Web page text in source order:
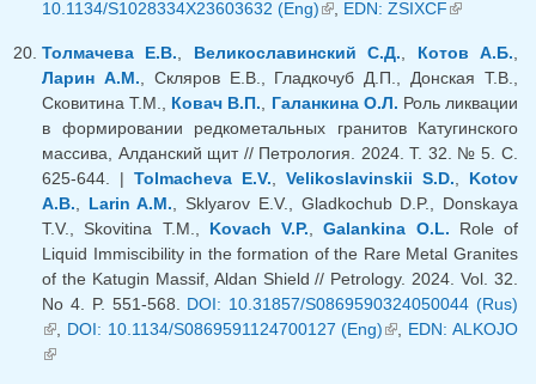
ссылка)
10.1134/S1028334X23603632 (Eng)(внешняя ссылка)
EDN: ZSIXCF(внешняя
Толмачева Е.В.
Великославинский С.Д. Котов А.Б.
Ларин А.М. , Скляров Е.В., Гладкочуб Д.П., Донская Т.В.,
Сковитина Т.М., Ковач В.П. Галанкина О.Л. Роль ликвации
в формировании редкометальных гранитов Катугинского
массива, Алданский щит // Петрология. 2024. Т. 32. № 5. С.
625-644. | Tolmacheva E.V. Velikoslavinskii S.D.
Kotov
A.B.
Larin A.M. , Sklyarov E.V., Gladkochub D.P., Donskaya
T.V., Skovitina T.M., Kovach V.P. ,Galankina O.L. Role of
Liquid Immiscibility in the formation of the Rare Metal Granites
of the Katugin Massif, Aldan Shield // Petrology. 2024. Vol. 32.
No 4. P. 551-568. DOI: 10.31857/S0869590324050044 (Rus)
(внешняя ссылка)
DOI: 10.1134/S0869591124700127 (Eng)(внешняя
EDN: ALKOJO
(внешняя ссылка)